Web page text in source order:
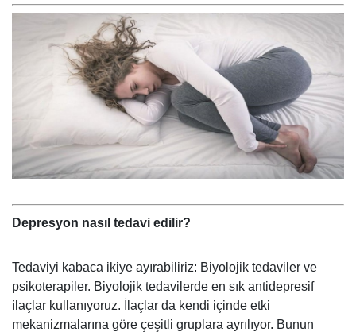
Depresyon nasıl tedavi edilir?
Tedaviyi kabaca ikiye ayırabiliriz: Biyolojik tedaviler ve
psikoterapiler. Biyolojik tedavilerde en sık antidepresif
ilaçlar kullanıyoruz. İlaçlar da kendi içinde etki
mekanizmalarına göre çeşitli gruplara ayrılıyor. Bunun